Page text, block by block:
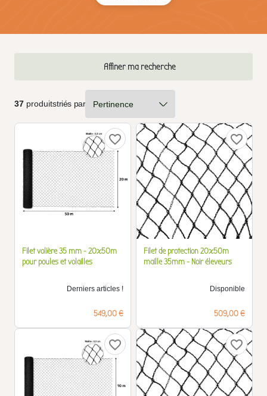
permet de délimiter une zone de parcours
surfaces à un coût maîtrisé.
Affiner ma recherche
37 produitstriés par
favorite_border
Filet volière 35 mm - 20x50m
pour poules et volailles
Derniers articles !
Prix
549,00 €
favorite_border
Filet de protection 20x50m
maille 35mm - Noir éleveurs
Disponible
Prix
509,00 €
favorite_border favorite_border